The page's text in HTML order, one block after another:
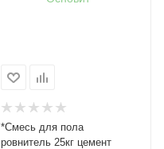
*Смесь для пола
ровнитель 25кг цемент